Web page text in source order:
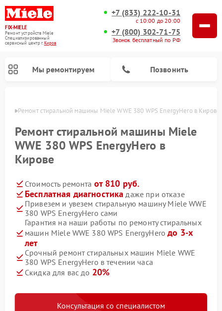
FIX-MIELE
Ремонт устройств Miele
Специализированный
cервисный центр г.Киров
+7 (833) 222-10-31
с 10:00 до 20:00
+7 (800) 302-71-75
Звонок бесплатный по РФ
Мы ремонтируем Позвонить
Ремонт стиральной машины Miele WWE 380 WPS EnergyHero в Кирове
Ремонт стиральной машины Miele
WWE 380 WPS EnergyHero в
Кирове
Стоимость ремонта от 810 руб.
Бесплатная диагностика даже при отказе
Привезем и увезем стиральную машину Miele WWE
380 WPS EnergyHero сами
Гарантия на наши работы по ремонту стиральных
машин Miele WWE 380 WPS EnergyHeroдо 3-х
лет
Срочный ремонт стиральных машин Miele WWE
380 WPS EnergyHero в течении часа
Скидка для вас до 20%
Консультация со специалистом